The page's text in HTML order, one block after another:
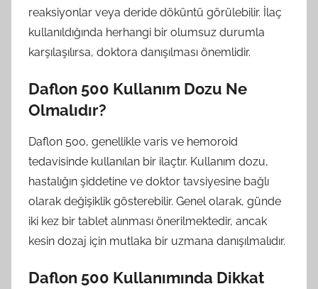
reaksiyonlar veya deride döküntü görülebilir. İlaç
kullanıldığında herhangi bir olumsuz durumla
karşılaşılırsa, doktora danışılması önemlidir.
Daflon 500 Kullanım Dozu Ne
Olmalıdır?
Daflon 500, genellikle varis ve hemoroid
tedavisinde kullanılan bir ilaçtır. Kullanım dozu,
hastalığın şiddetine ve doktor tavsiyesine bağlı
olarak değişiklik gösterebilir. Genel olarak, günde
iki kez bir tablet alınması önerilmektedir, ancak
kesin dozaj için mutlaka bir uzmana danışılmalıdır.
Daflon 500 Kullanımında Dikkat